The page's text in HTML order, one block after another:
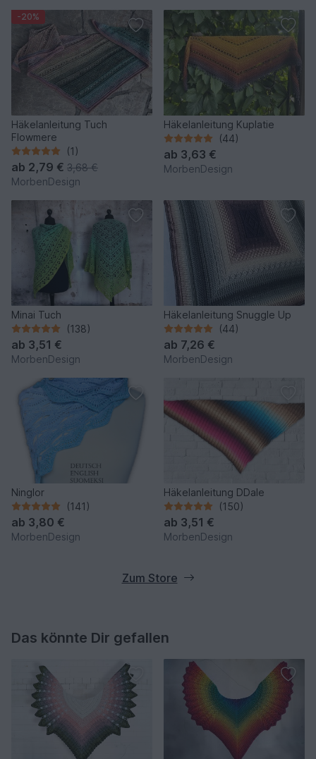
-20%
Häkelanleitung Tuch
Flowmere
(1)
ab 2,79 € 3,68 €
MorbenDesign
Häkelanleitung Kuplatie
(44)
ab 3,63 €
MorbenDesign
Minai Tuch
(138)
ab 3,51 €
MorbenDesign
Häkelanleitung Snuggle Up
(44)
ab 7,26 €
MorbenDesign
Ninglor
(141)
ab 3,80 €
MorbenDesign
Häkelanleitung DDale
(150)
ab 3,51 €
MorbenDesign
Zum Store
Das könnte Dir gefallen